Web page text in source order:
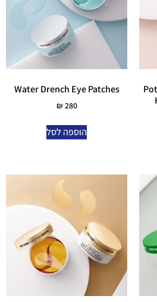
Water Drench Eye Patches
₪ 280
הוספה לסל